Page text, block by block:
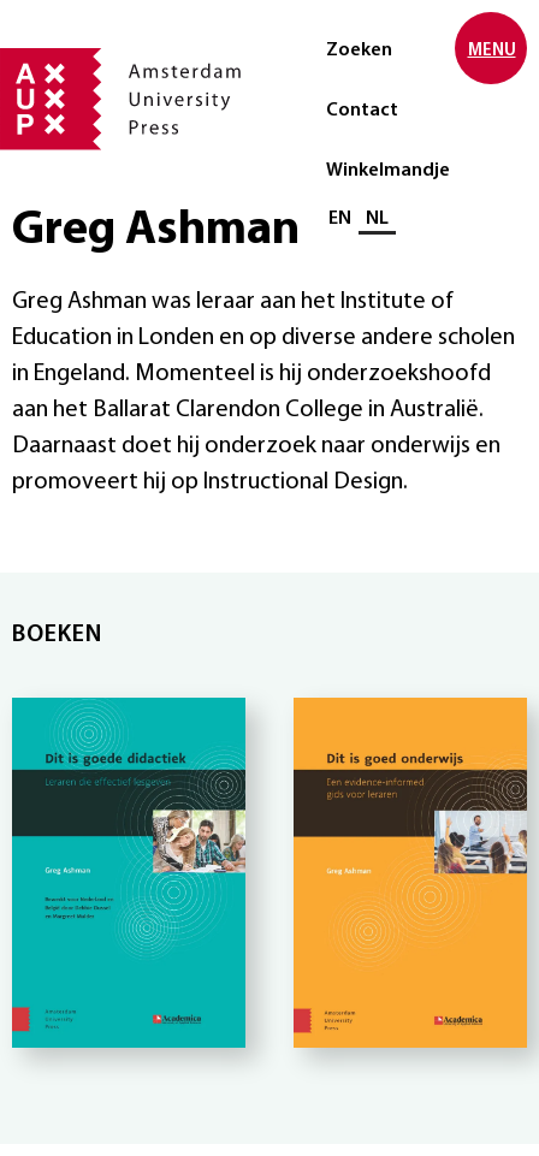
Zoeken
Contact
Winkelmandje
Selecteer taal
EN NL
MENU
Greg Ashman
Greg Ashman was leraar aan het Institute of
Education in Londen en op diverse andere scholen
in Engeland. Momenteel is hij onderzoekshoofd
aan het Ballarat Clarendon College in Australië.
Daarnaast doet hij onderzoek naar onderwijs en
promoveert hij op Instructional Design.
BOEKEN